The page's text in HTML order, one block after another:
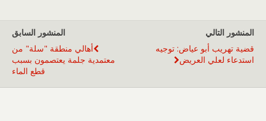
المنشور السابق
أهالي منطقة "سلة" من
معتمدية جلمة يعتصمون بسبب
قطع الماء
المنشور التالي
قضية تهريب أبو عياض: توجيه
استدعاء لعلي العريض